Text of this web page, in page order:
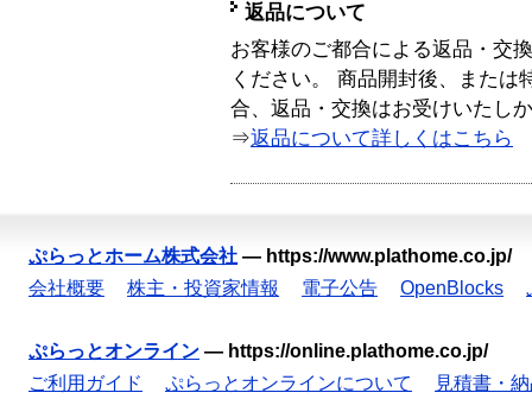
返品について
お客様のご都合による返品・交
ください。 商品開封後、または
合、返品・交換はお受けいたし
⇒返品について詳しくはこちら
ぷらっとホーム株式会社 — https://www.plathome.co.jp/
会社概要
株主・投資家情報 電子公告 OpenBlocks
ぷらっとオンライン — https://online.plathome.co.jp/
ご利用ガイド
ぷらっとオンラインについて 見積書・